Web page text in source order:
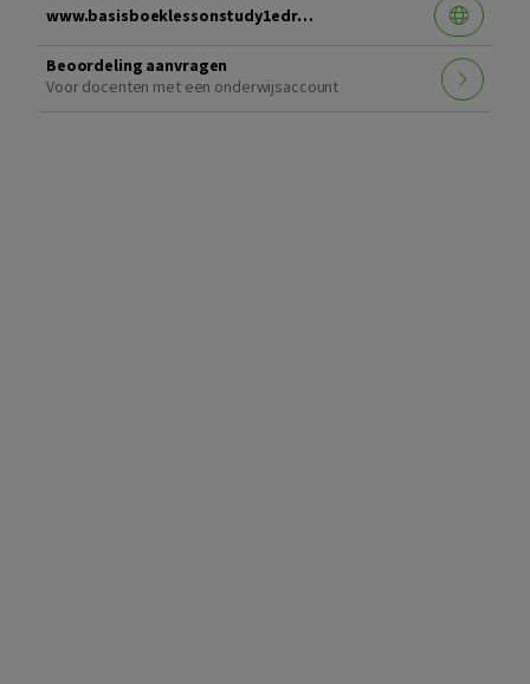
www.basisboeklessonstudy1edruk.nl
Beoordeling aanvragen
Voor docenten met een onderwijsaccount